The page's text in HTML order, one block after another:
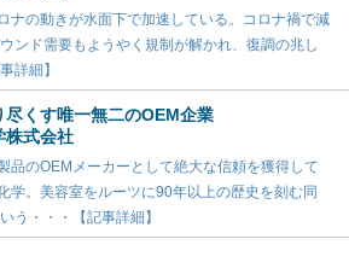
ナの動きが水面下で加速している。コロナ禍で減
ンド需要もようやく規制が解かれ、復調の兆し
詳細】
尽くす唯一無二のOEM企業
株式会社
品のOEMメーカーとして絶大な信頼を獲得して
学。美容室をルーツに90年以上の歴史を刻む同
う・・・【記事詳細】